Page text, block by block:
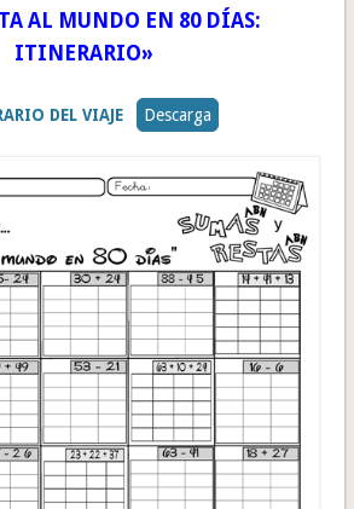
AL MUNDO EN 80 DÍAS:
ITINERARIO»
DEL VIAJE Descarga